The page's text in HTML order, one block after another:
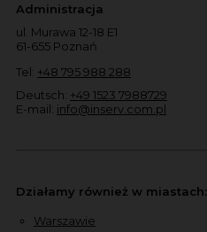
Administracja
ul. Murawa 12-18 E1
61-655 Poznań
Tel: +48 795 988 288
Deutsch: +49 1523 7988729
E-mail: info@inserv.com.pl
Działamy również w miastach:
Warszawie